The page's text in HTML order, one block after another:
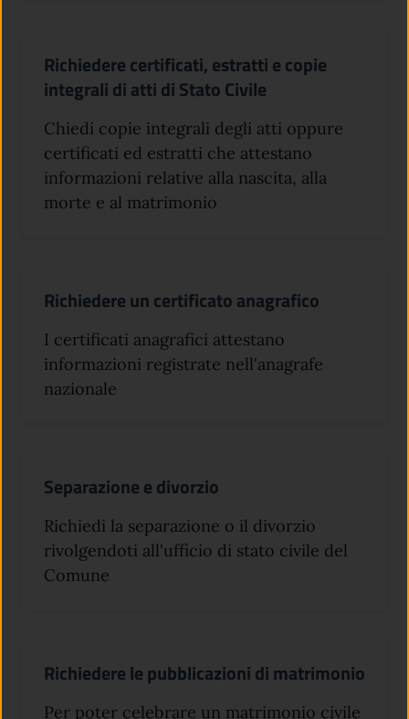
Richiedere certificati, estratti e copie
integrali di atti di Stato Civile
Chiedi copie integrali degli atti oppure
certificati ed estratti che attestano
informazioni relative alla nascita, alla
morte e al matrimonio
Richiedere un certificato anagrafico
I certificati anagrafici attestano
informazioni registrate nell'anagrafe
nazionale
Separazione e divorzio
Richiedi la separazione o il divorzio
rivolgendoti all'ufficio di stato civile del
Comune
Richiedere le pubblicazioni di matrimonio
Per poter celebrare un matrimonio civile